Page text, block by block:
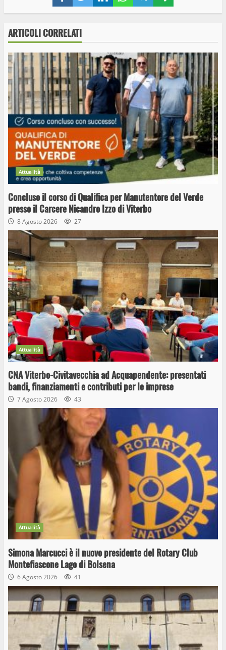
link
ARTICOLI CORRELATI
Attualità
Concluso il corso di Qualifica per Manutentore del Verde
presso il Carcere Nicandro Izzo di Viterbo
8 Agosto 2026 27
Attualità
CNA Viterbo-Civitavecchia ad Acquapendente: presentati
bandi, finanziamenti e contributi per le imprese
7 Agosto 2026 43
Attualità
Simona Marcucci è il nuovo presidente del Rotary Club
Montefiascone Lago di Bolsena
6 Agosto 2026 41